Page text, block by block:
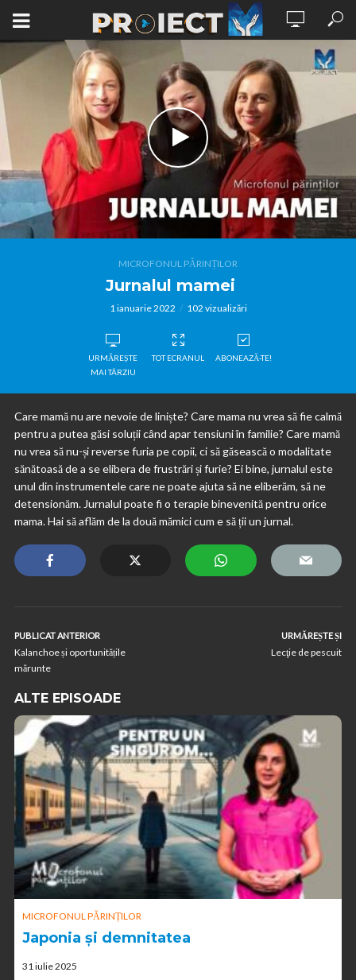
MICROFONUL PĂRINȚILOR
Jurnalul mamei
1 ianuarie 2022 102 vizualizări
URMĂREȘTE
MAI TÂRZIU
TOT ECRANUL ABONEAZĂ-TE!
Care mamă nu are nevoie de liniște? Care mama nu vrea să fie calmă
pentru a putea găsi soluții când apar tensiuni în familie? Care mamă
nu vrea să nu-și reverse furia pe copii, ci să găsească o modalitate
sănătoasă de a se elibera de frustrări și furie? Ei bine, jurnalul este
unul din instrumentele care ne poate ajuta să ne eliberăm, să ne
detensionăm. Jurnalul poate fi o terapie binevenită pentru orice
mama. Hai să aflăm de la două mămici cum e să ții un jurnal.
PUBLICAT ANTERIOR
Kalanchoe și oportunitățile
mărunte
URMĂREȘTE ȘI
Lecţie de pescuit
ALTE EPISOADE
MICROFONUL PĂRINȚILOR
Japonia și demnitatea
31 iulie 2025